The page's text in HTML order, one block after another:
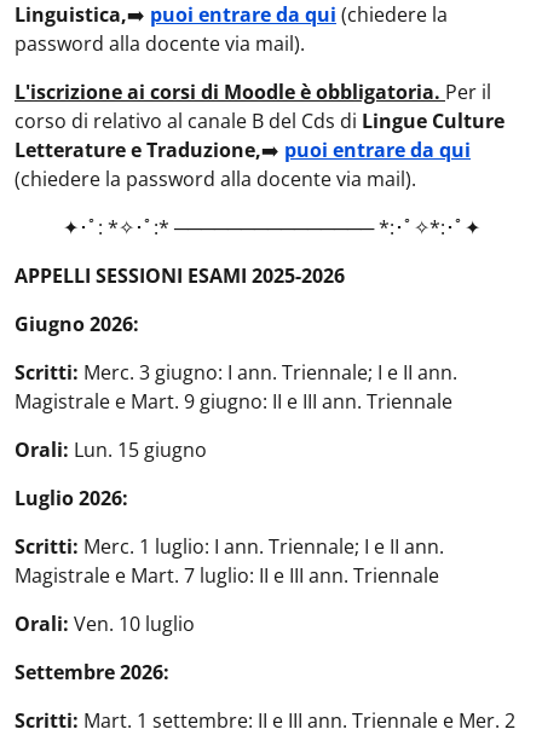
Linguistica,➡️ puoi entrare da qui (chiedere la
password alla docente via mail).
L'iscrizione ai corsi di Moodle è obbligatoria. Per il
corso di relativo al canale B del Cds di Lingue Culture
Letterature e Traduzione,➡️ puoi entrare da qui
(chiedere la password alla docente via mail).
✦･ﾟ: *✧･ﾟ:* ─────────────── *:･ﾟ✧*:･ﾟ✦
APPELLI SESSIONI ESAMI 2025-2026
Giugno 2026:
Scritti: Merc. 3 giugno: I ann. Triennale; I e II ann.
Magistrale e Mart. 9 giugno: II e III ann. Triennale
Orali: Lun. 15 giugno
Luglio 2026:
Scritti: Merc. 1 luglio: I ann. Triennale; I e II ann.
Magistrale e Mart. 7 luglio: II e III ann. Triennale
Orali: Ven. 10 luglio
Settembre 2026:
Scritti: Mart. 1 settembre: II e III ann. Triennale e Mer. 2